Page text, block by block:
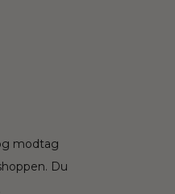
modtag
Du